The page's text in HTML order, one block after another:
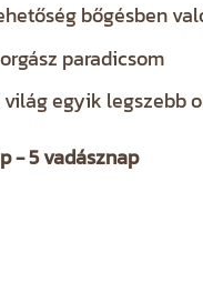
bőgésben
paradicsom
világ egyik legszebb
- 5 vadásznap